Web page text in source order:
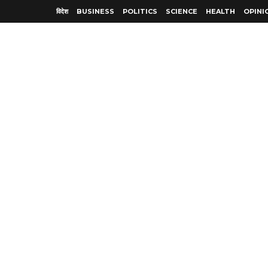
विदेश BUSINESS POLITICS SCIENCE HEALTH